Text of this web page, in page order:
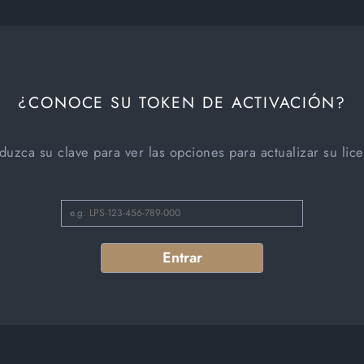
¿CONOCE SU TOKEN DE ACTIVACIÓN?
su clave para ver las opciones para actualizar su